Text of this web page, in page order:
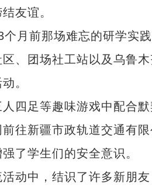
友谊。
前那场难忘的研学实践
、团场社工站以及乌鲁
。
足等趣味游戏中配合默
往新疆市政轨道交通有
了学生们的安全意识。
中，结识了许多新朋友